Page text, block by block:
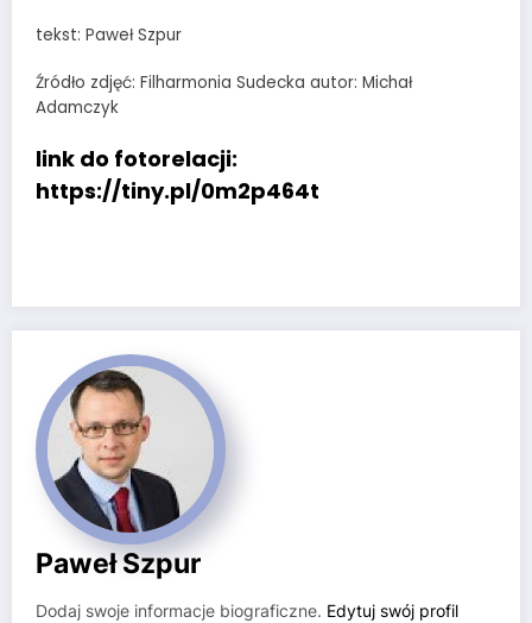
tekst: Paweł Szpur
Źródło zdjęć: Filharmonia Sudecka autor: Michał
Adamczyk
link do fotorelacji:
https://tiny.pl/0m2p464t
Paweł Szpur
Dodaj swoje informacje biograficzne. Edytuj swój profil